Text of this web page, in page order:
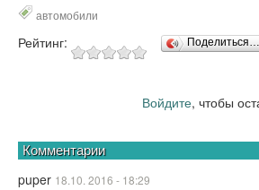
автомобили
Рейтинг: Поделиться…
Войдите, чтобы
Комментарии
puper 18.10. 2016 - 18:29